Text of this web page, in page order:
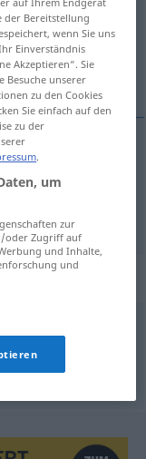
antippen)
der Bereitstellung
wenn Sie uns
Einverständnis
Akzeptieren“. Sie
Besuche unserer
zu den Cookies
Sie einfach auf den
zu der
.
um
zur
oder Zugriff auf
und Inhalte,
und